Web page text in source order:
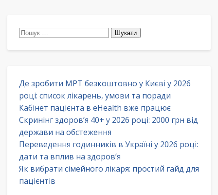
Пошук:
Де зробити МРТ безкоштовно у Києві у 2026
році: список лікарень, умови та поради
Кабінет пацієнта в eHealth вже працює
Скринінг здоров’я 40+ у 2026 році: 2000 грн від
держави на обстеження
Переведення годинників в Україні у 2026 році:
дати та вплив на здоров’я
Як вибрати сімейного лікаря: простий гайд для
пацієнтів